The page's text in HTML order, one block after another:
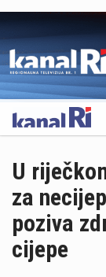
U
za
poziva
cijepe